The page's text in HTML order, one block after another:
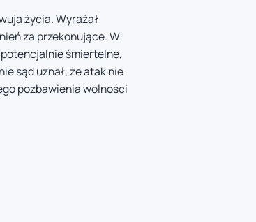
życia. Wyrażał
za przekonujące. W
śmiertelne,
sąd uznał, że atak nie
pozbawienia wolności